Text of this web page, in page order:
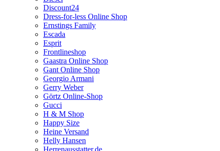
Discount24
Dress-for-less Online Shop
Ernstings Family
Escada
Esprit
Frontlineshop
Gaastra Online Shop
Gant Online Shop
Georgio Armani
Gerry Weber
Görtz Online-Shop
Gucci
H & M Shop
Happy Size
Heine Versand
Helly Hansen
Herrenausstatter.de